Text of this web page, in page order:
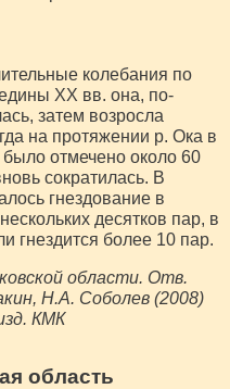
колебания по
ХХ вв. она, по-
затем возросла
на протяжении р. Ока в
отмечено около 60
сократилась. В
гнездование в
десятков пар, в
гнездится более 10 пар.
области. Отв.
Н.А. Соболев (2008)
КМК
область